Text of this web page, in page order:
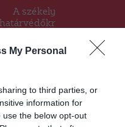
My Personal
to third parties, or
information for
the below opt-out
A székely
határvédőkr
világháború
meg az
úzvölgyi
haditemető